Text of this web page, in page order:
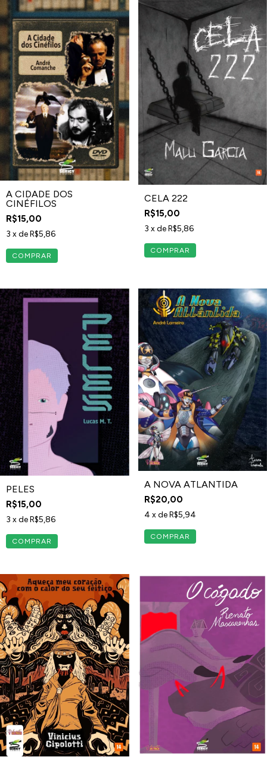
A CIDADE DOS
CINÉFILOS
R$15,00
3 x deR$5,86
CELA 222
R$15,00
3 x deR$5,86
PELES
R$15,00
3 x deR$5,86
A NOVA ATLANTIDA
R$20,00
4 x deR$5,94